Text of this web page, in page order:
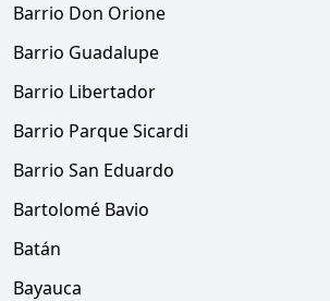
Barrio Don Orione
Barrio Guadalupe
Barrio Libertador
Barrio Parque Sicardi
Barrio San Eduardo
Bartolomé Bavio
Batán
Bayauca